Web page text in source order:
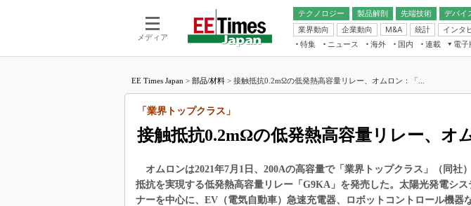
メディア
テクノロジー 製品解剖
先端技術
電池／エネルギー
デバイ
アナログ
マイコン
業界動向
企業動向 M&A 統計 インタ
フィジカルAI
読者調査（EE
IoT
電源設計（EDN
特集 ニュース 海外 国内
連載
福田昭のデバイス通信
大山聡の業界スコープ
リタイア直前エンジニアの社会人大
学漂流記
電子
電子ブックレット
EE Times Japan > 部品/材料 > 接触抵抗0.2mΩの低発熱高容量リレー、オムロン：「...
接触抵抗0.2mΩの低発熱高容量リレー、オ
「業界トップクラス」
オムロンは2021年7月1日、200Aの高容量で「業界トップクラス」（同社
抵抗を実現する低発熱高容量リレー「G9KA」を発売した。太陽光発電シ
ナーを中心に、EV（電気自動車）急速充電器、ロボットコントロール機器